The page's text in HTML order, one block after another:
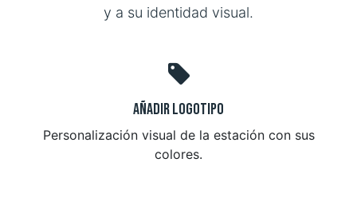
y a su identidad visual.
Añadir logotipo
Personalización visual de la estación con sus
colores.